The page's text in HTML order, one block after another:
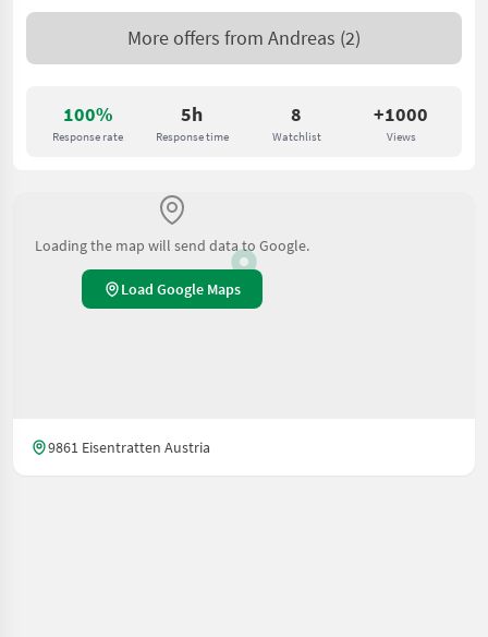
100%
Response rate
5h
Response time
8
Watchlist
+1000
Views
More offers from Andreas (2)
Loading the map will send data to Google.
Load Google Maps
9861 Eisentratten Austria